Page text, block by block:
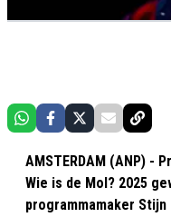
AMSTERDAM (ANP) -
Wie is de Mol? 2025
programmamaker